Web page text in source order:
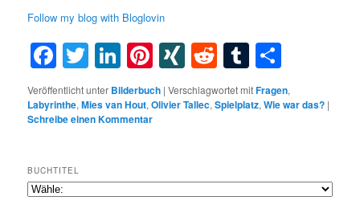
Follow my blog with Bloglovin
Facebook
Twitter
LinkedIn
Pinterest
XINGRedditTumblr
Veröffentlicht unter Bilderbuch |Verschlagwortet mitFragen,
Labyrinthe,Mies van Hout,Olivier Tallec,Spielplatz,Wie war das? |
Schreibe einen Kommentar
BUCHTITEL